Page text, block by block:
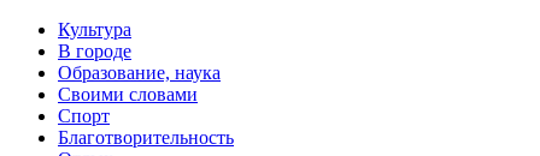
Культура
В городе
Образование, наука
Своими словами
Спорт
Благотворительность